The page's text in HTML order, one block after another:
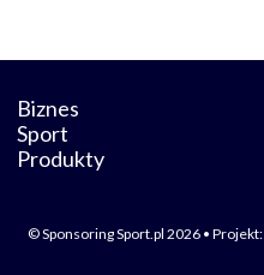
Biznes
Sport
Produkty
© Sponsoring Sport.pl 2026 • Projekt: